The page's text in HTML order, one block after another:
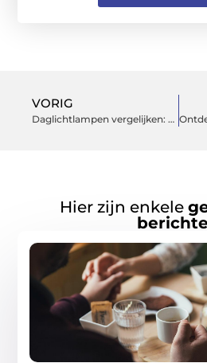
VORIG
Daglichtlampen vergelijken: welke bulb past bij jou?
Hier zijn enkele